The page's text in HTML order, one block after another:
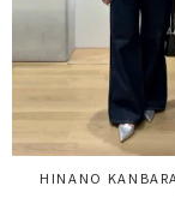
HINANO